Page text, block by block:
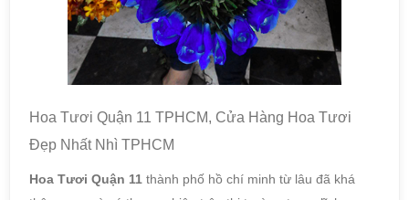
Hoa Tươi Quận 11 TPHCM, Cửa Hàng Hoa Tươi
Đẹp Nhất Nhì TPHCM
Hoa Tươi Quận 11 thành phố hồ chí minh từ lâu đã khá